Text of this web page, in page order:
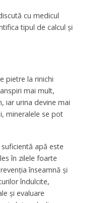
cu medicul
tipul de calcul și
pietre la rinichi
mai mult,
iar urina devine mai
mineralele se pot
apă este
în zilele foarte
înseamnă și
îndulcite,
și evaluare